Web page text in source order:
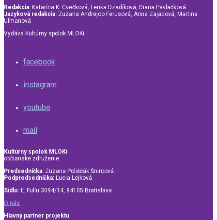
Redakcia: Katarína K. Cvečková, Lenka Dzadíková, Diana Pavlačková
Jazyková redakcia: Zuzana Andrejco Ferusová, Anna Zajacová, Martina
Ulmanová
Vydáva Kultúrny spolok MLOKi.
facebook
instagram
youtube
mail
Kultúrny spolok MLOKi
občianske združenie
Predsedníčka: Zuzana Poliščák Šnircová
Podpredsedníčka: Lucia Lejková
Sídlo: Ľ. Fullu 3094/14, 84105 Bratislava
O nás
Hlavný partner projektu